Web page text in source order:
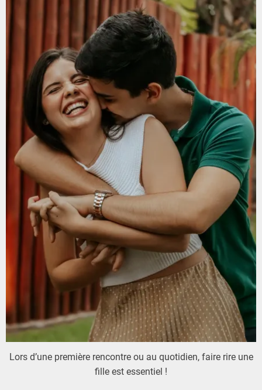
Lors d’une première rencontre ou au quotidien, faire rire une
fille est essentiel !